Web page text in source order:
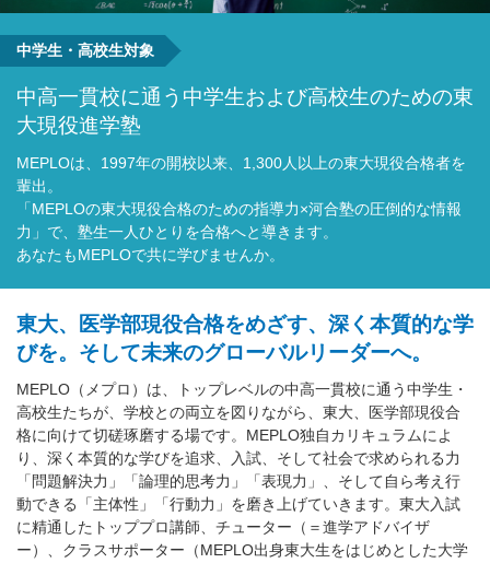
中学生・高校生対象
中高一貫校に通う中学生および高校生のための東
大現役進学塾
MEPLOは、1997年の開校以来、1,300人以上の東大現役合格者を
輩出。
「MEPLOの東大現役合格のための指導力×河合塾の圧倒的な情報
力」で、塾生一人ひとりを合格へと導きます。
あなたもMEPLOで共に学びませんか。
東大、医学部現役合格をめざす、深く本質的な学
びを。そして未来のグローバルリーダーへ。
MEPLO（メプロ）は、トップレベルの中高一貫校に通う中学生・
高校生たちが、学校との両立を図りながら、東大、医学部現役合
格に向けて切磋琢磨する場です。MEPLO独自カリキュラムによ
り、深く本質的な学びを追求、入試、そして社会で求められる力
「問題解決力」「論理的思考力」「表現力」、そして自ら考え行
動できる「主体性」「行動力」を磨き上げていきます。東大入試
に精通したトッププロ講師、チューター（＝進学アドバイザ
ー）、クラスサポーター（MEPLO出身東大生をはじめとした大学